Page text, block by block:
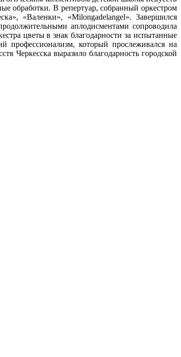
обработки. В репертуар, собранный оркестром
«Валенки», «Milongadelangel». Завершился
аплодисментами сопроводила
цветы в знак благодарности за испытанные
профессионализм, который прослеживался на
Черкесска выразило благодарность городской